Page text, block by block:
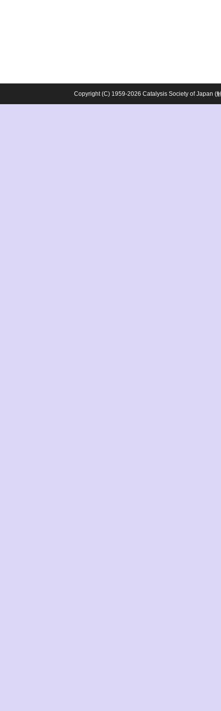
Copyright (C) 1959-2026 Catalysis Society of Japan (